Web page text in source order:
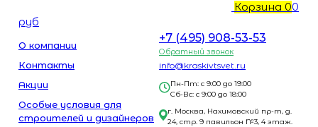
Корзина 00
руб
О компании
Контакты
Акции
Особые условия для
строителей и дизайнеров
+7 (495) 908-53-53
Обратный звонок
info@kraskivtsvet.ru
Пн-Пт: с 9:00 до 19:00
Сб-Вс: с 9:00 до 18:00
г. Москва, Нахимовский пр-т, д.
24, стр. 9 павильон №3, 4 этаж.